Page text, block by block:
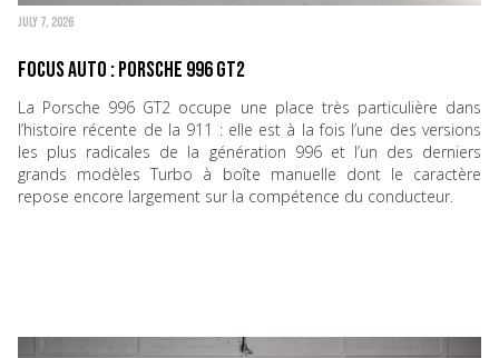
JULY 7, 2026
Focus Auto : Porsche 996 GT2
La Porsche 996 GT2 occupe une place très particulière dans
l’histoire récente de la 911 : elle est à la fois l’une des versions
les plus radicales de la génération 996 et l’un des derniers
grands modèles Turbo à boîte manuelle dont le caractère
repose encore largement sur la compétence du conducteur.